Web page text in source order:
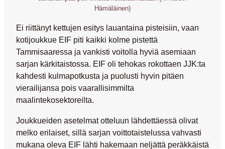
Hämäläinen)
Ei riittänyt kettujen esitys lauantaina pisteisiin, vaan
kotijoukkue EIF piti kaikki kolme pistettä
Tammisaaressa ja vankisti voitolla hyviä asemiaan
sarjan kärkitaistossa. EIF oli tehokas rokottaen JJK:ta
kahdesti kulmapotkusta ja puolusti hyvin pitäen
vierailijansa pois vaarallisimmilta
maalintekosektoreilta.
Joukkueiden asetelmat otteluun lähdettäessä olivat
melko erilaiset, sillä sarjan voittotaistelussa vahvasti
mukana oleva EIF lähti hakemaan neljättä peräkkäistä